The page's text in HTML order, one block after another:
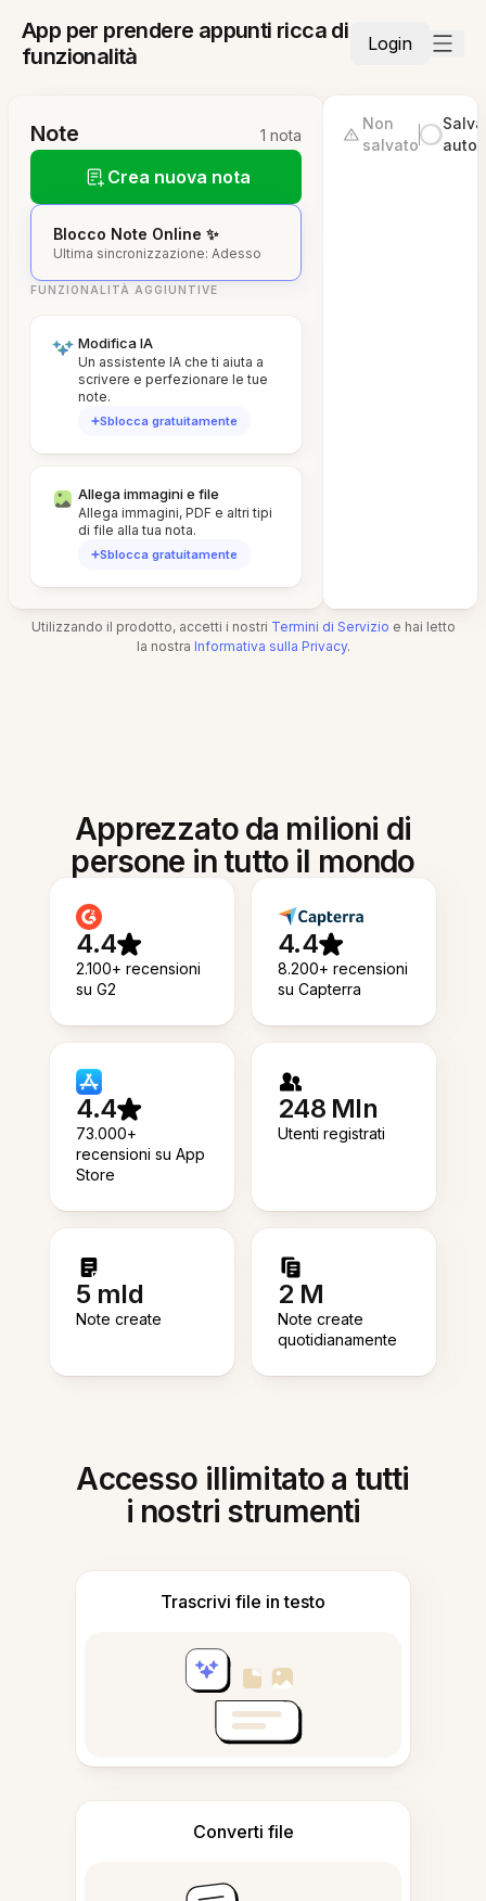
App per prendere appunti ricca di
funzionalità
Login
Note 1 nota
Crea nuova nota
Blocco Note Online ✨
Ultima sincronizzazione: Adesso
FUNZIONALITÀ AGGIUNTIVE
Modifica IA
Un assistente IA che ti aiuta a
scrivere e perfezionare le tue
note.
Sblocca gratuitamente
Allega immagini e file
Allega immagini, PDF e altri tipi
di file alla tua nota.
Sblocca gratuitamente
Non
salvato
Utilizzando il prodotto, accetti i nostri Termini di Servizio e hai letto
la nostra Informativa sulla Privacy.
Apprezzato da milioni di
persone in tutto il mondo
4.4
2.100+ recensioni
su G2
4.4
8.200+ recensioni
su Capterra
4.4
73.000+
recensioni su App
Store
248 Mln
Utenti registrati
5 mld
Note create
2 M
Note create
quotidianamente
Accesso illimitato a tutti
i nostri strumenti
Trascrivi file in testo
Converti file